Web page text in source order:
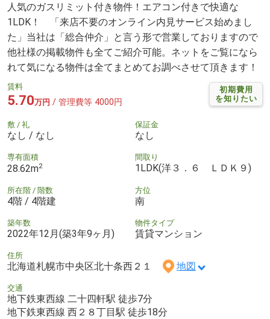
人気のガスリミット付き物件！エアコン付きで快適な
1LDK！ 「来店不要のオンライン内見サービス始めまし
た」当社は「総合仲介」と言う形で営業しておりますので
他社様の掲載物件も全てご紹介可能。ネットをご覧になら
れて気になる物件は全てまとめてお調べさせて頂きます！
初期費用
を知りたい
賃料
5.70万円 / 管理費等 4000円
敷 / 礼
なし / なし
保証金
なし
専有面積
28.62m2
間取り
1LDK(洋３．６ ＬＤＫ９)
所在階 / 階数
4階 / 4階建
方位
南
築年数
2022年12月(築3年9ヶ月)
物件タイプ
賃貸マンション
住所
北海道札幌市中央区北十条西２１ 地図
交通
地下鉄東西線 二十四軒駅 徒歩7分
地下鉄東西線 西２８丁目駅 徒歩18分